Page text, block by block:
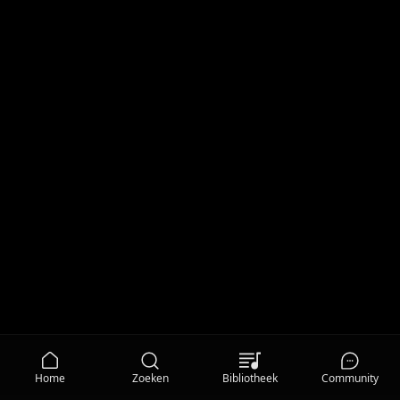
Home Zoeken Bibliotheek Community